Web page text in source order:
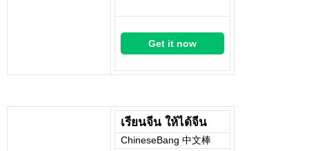
Get it now
เรียนจีน ให้ได้จีน
ChineseBang 中文棒